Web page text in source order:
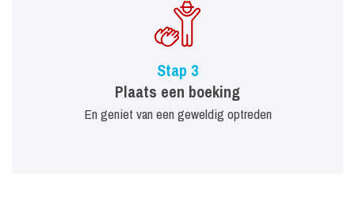
Stap 3
Plaats een boeking
En geniet van een geweldig optreden